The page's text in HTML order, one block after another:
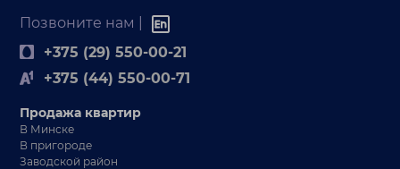
Позвоните нам |
+375 (29) 550-00-21
+375 (44) 550-00-71
Продажа квартир
В Минске
В пригороде
Заводской район